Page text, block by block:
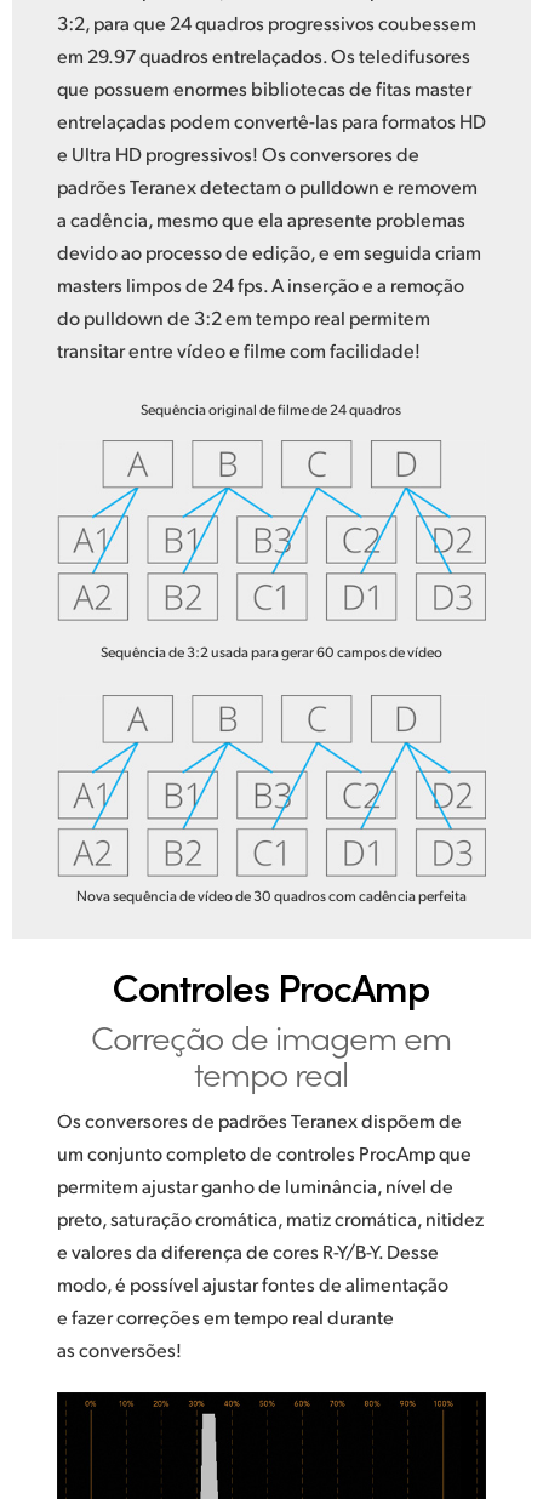
3:2, para que 24 quadros progressivos coubessem
em 29.97 quadros entrelaçados. Os teledifusores
que possuem enormes bibliotecas de fitas master
entrelaçadas podem convertê-las para formatos HD
e Ultra HD progressivos! Os conversores de
padrões Teranex detectam o pulldown e removem
a cadência, mesmo que ela apresente problemas
devido ao processo de edição, e em seguida criam
masters limpos de 24 fps. A inserção e a remoção
do pulldown de 3:2 em tempo real permitem
transitar entre vídeo e filme com facilidade!
Sequência original de filme de 24 quadros
Sequência de 3:2 usada para gerar 60 campos de vídeo
Nova sequência de vídeo de 30 quadros com cadência perfeita
Controles ProcAmp
Correção de imagem em
tempo real
Os conversores de padrões Teranex dispõem de
um conjunto completo de controles ProcAmp que
permitem ajustar ganho de luminância, nível de
preto, saturação cromática, matiz cromática, nitidez
e valores da diferença de cores R-Y/B-Y. Desse
modo, é possível ajustar fontes de alimentação
e fazer correções em tempo real durante
as conversões!